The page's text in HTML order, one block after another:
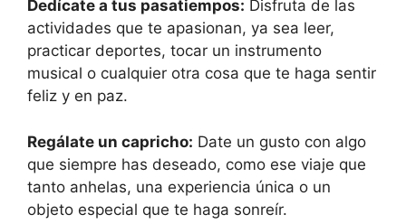
Dedícate a tus pasatiempos: Disfruta de las
actividades que te apasionan, ya sea leer,
practicar deportes, tocar un instrumento
musical o cualquier otra cosa que te haga sentir
feliz y en paz.
Regálate un capricho: Date un gusto con algo
que siempre has deseado, como ese viaje que
tanto anhelas, una experiencia única o un
objeto especial que te haga sonreír.